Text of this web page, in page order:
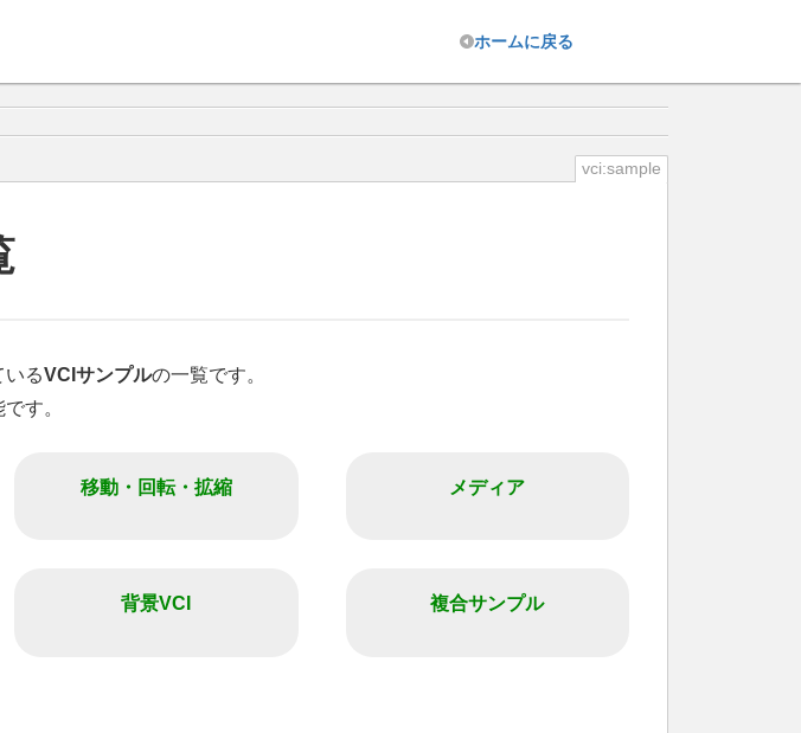
ホームに戻る
vci:sample
いるVCIサンプルの一覧です。
す。
移動・回転・拡縮 メディア
背景VCI 複合サンプル